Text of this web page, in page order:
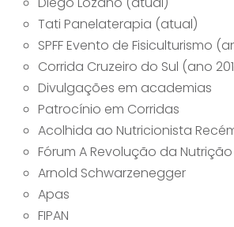
Tati Panelaterapia (atual)
SPFF Evento de Fisiculturismo
Corrida Cruzeiro do Sul (ano
Divulgações em academias
Patrocínio em Corridas
Acolhida ao Nutricionista
Fórum A Revolução da Nutrição
Arnold Schwarzenegger
Apas
FIPAN